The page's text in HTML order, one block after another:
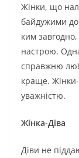
Жінки, що
байдужими
ким
настрою.
справжню
краще. Жінки-
уважністю.
Жінка-Діва
Діви не